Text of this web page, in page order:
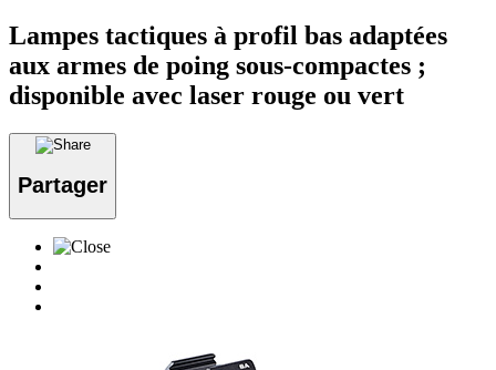
Lampes tactiques à profil bas adaptées
aux armes de poing sous-compactes ;
disponible avec laser rouge ou vert
Partager